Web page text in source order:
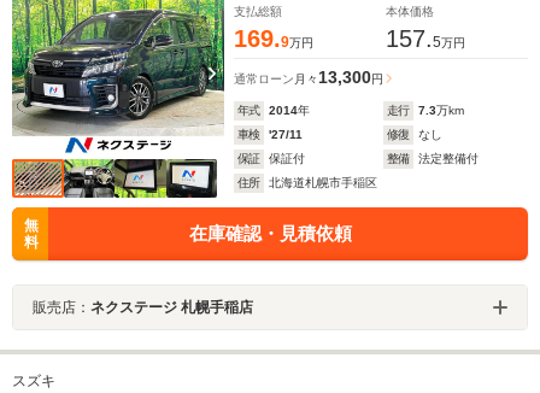
支払総額
169.9万円
本体価格
157.5万円
通常ローン 月々 13,300円
年式 2014年 走行 7.3万km
車検
'27/11 修復
なし
保証
保証付 整備
法定整備付
住所
北海道札幌市手稲区
無
料
在庫確認・見積依頼
販売店： ネクステージ 札幌手稲店
スズキ